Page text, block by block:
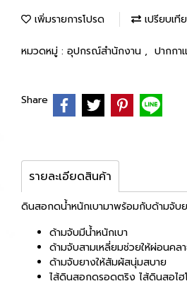
เพิ่มรายการโปรด เปรียบเที
หมวดหมู่ : อุปกรณ์สำนักงาน , ปากกา
Share
รายละเอียดสินค้า
ดินสอกดน้ำหนักเบามาพร้อมกับด้ามจับ
ด้ามจับมีน้ำหนักเบา
ด้ามจับสามเหลี่ยมช่วยให้ผ่อนคล
ด้ามจับยางให้สัมผัสนุ่มสบาย
ไส้ดินสอกดรอดตริง ไส้ดินสอไ